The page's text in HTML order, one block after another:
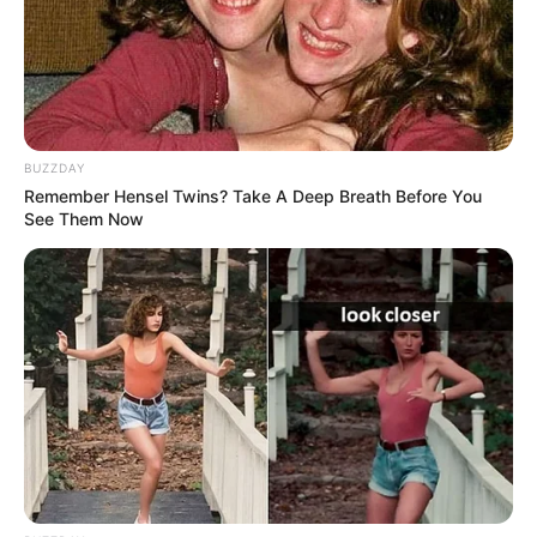
Looked In The Movie?
BRAINBERRIES
BUZZDAY
Remember Hensel Twins? Take A Deep Breath Before You
See Them Now